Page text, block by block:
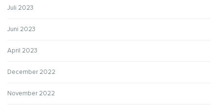
Juli 2023
Juni 2023
April 2023
December 2022
November 2022